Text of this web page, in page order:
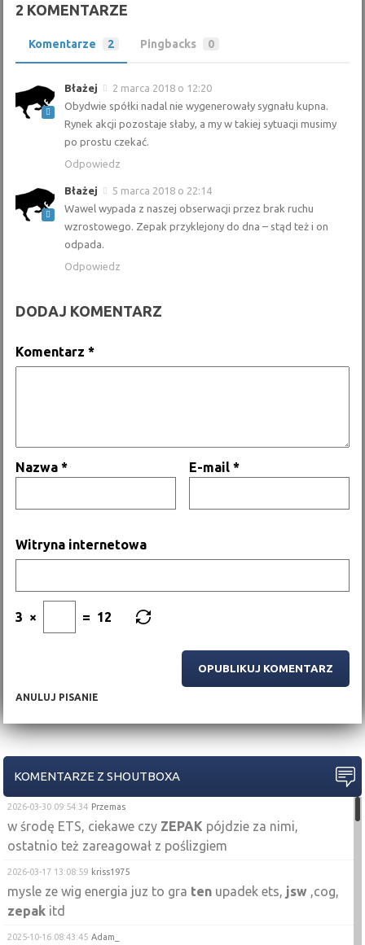
2 KOMENTARZE
Komentarze 2 Pingbacks 0
Błażej
2 marca 2018 o 12:20
Obydwie spółki nadal nie wygenerowały sygnału kupna.
Rynek akcji pozostaje słaby, a my w takiej sytuacji musimy
po prostu czekać.
Odpowiedz
Błażej
5 marca 2018 o 22:14
Wawel wypada z naszej obserwacji przez brak ruchu
wzrostowego. Zepak przyklejony do dna – stąd też i on
odpada.
Odpowiedz
DODAJ KOMENTARZ
ANULUJ PISANIE
Komentarz*
Nazwa* E-mail*
Witryna internetowa
3 × = 12
KOMENTARZE Z SHOUTBOXA
2026-03-30 09:54:34 Przemas
w środę ETS, ciekawe czy ZEPAK pójdzie za nimi,
ostatnio też zareagował z poślizgiem
2026-03-17 13:08:59 kriss1975
mysle ze wig energia juz to gra ten upadek ets, jsw ,cog,
zepak itd
2025-10-16 08:43:45 Adam_